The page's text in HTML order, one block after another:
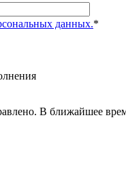
данных.*
В ближайшее